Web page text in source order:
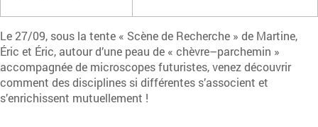
Le 27/09, sous la tente « Scène de Recherche » de Martine,
Éric et Éric, autour d’une peau de « chèvre–parchemin »
accompagnée de microscopes futuristes, venez découvrir
comment des disciplines si différentes s’associent et
s’enrichissent mutuellement !